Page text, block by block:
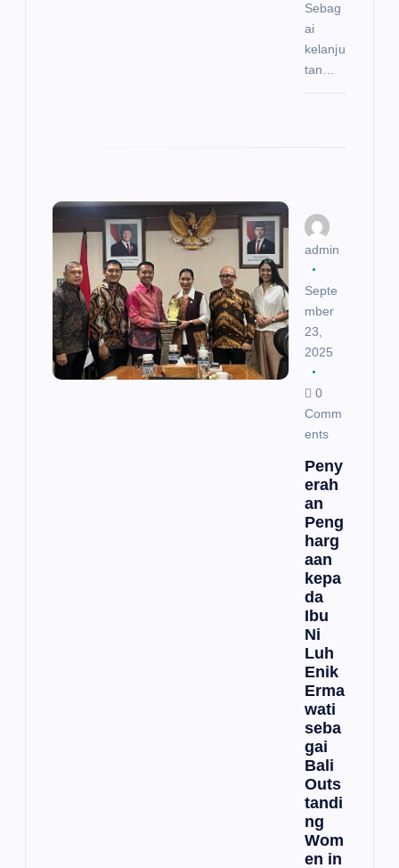
Sebag
ai
kelanju
tan…
admin
Septe
mber
23,
2025
0
Comm
ents
Peny
erah
an
Peng
harg
aan
kepa
da
Ibu
Ni
Luh
Enik
Erma
wati
seba
gai
Bali
Outs
tandi
ng
Wom
en in